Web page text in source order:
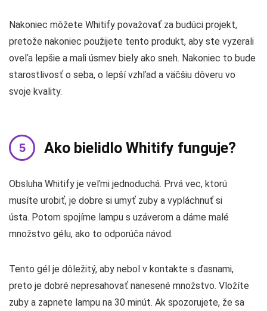
Nakoniec môžete Whitify považovať za budúci projekt,
pretože nakoniec použijete tento produkt, aby ste vyzerali
oveľa lepšie a mali úsmev biely ako sneh. Nakoniec to bude
starostlivosť o seba, o lepší vzhľad a väčšiu dôveru vo
svoje kvality.
Ako bielidlo Whitify funguje?
Obsluha Whitify je veľmi jednoduchá. Prvá vec, ktorú
musíte urobiť, je dobre si umyť zuby a vypláchnuť si
ústa. Potom spojíme lampu s uzáverom a dáme malé
množstvo gélu, ako to odporúča návod.
Tento gél je dôležitý, aby nebol v kontakte s ďasnami,
preto je dobré nepresahovať nanesené množstvo. Vložíte
zuby a zapnete lampu na 30 minút. Ak spozorujete, že sa